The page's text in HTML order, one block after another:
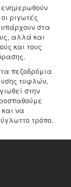
ριγωτές
στα
αλλά και
και τους
πεζοδρόμια
τυφλών,
στην
να
τρόπο.